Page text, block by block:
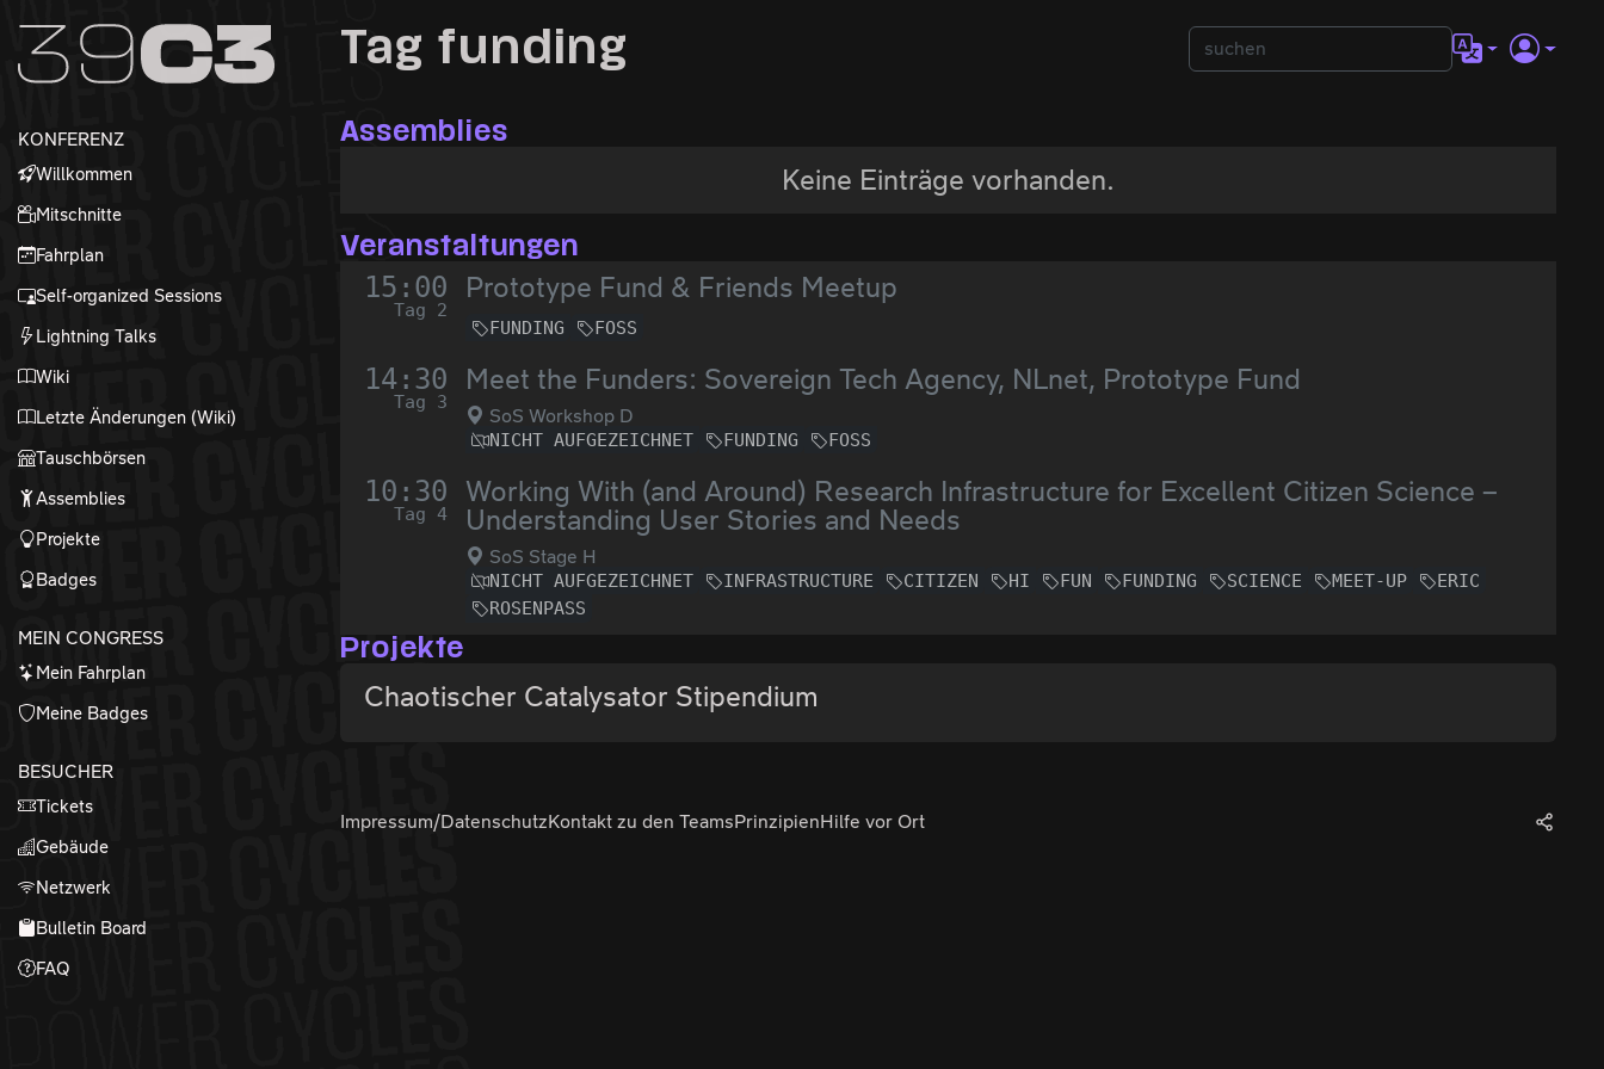
Zum Inhalt
Zum Footer
KONFERENZ
Willkommen
Mitschnitte
Fahrplan
Self-organized Sessions
Lightning Talks
Wiki
Letzte Änderungen (Wiki)
Tauschbörsen
Assemblies
Projekte
Badges
MEIN CONGRESS
Mein Fahrplan
Meine Badges
BESUCHER
Tickets
Gebäude
Netzwerk
Bulletin Board
FAQ
Tag funding
Assemblies
Keine Einträge vorhanden.
Veranstaltungen
15:00
Tag 2
Prototype Fund & Friends Meetup
FUNDING FOSS
14:30
Tag 3
Meet the Funders: Sovereign Tech Agency, NLnet, Prototype Fund
SoS Workshop D
NICHT AUFGEZEICHNET FUNDING FOSS
10:30
Tag 4
Working With (and Around) Research Infrastructure for Excellent Citizen Science –
Understanding User Stories and Needs
SoS Stage H
NICHT AUFGEZEICHNET INFRASTRUCTURE CITIZEN HI FUN FUNDING SCIENCE MEET-UP
ERIC
ROSENPASS
Projekte
Chaotischer Catalysator Stipendium
Impressum/DatenschutzKontakt zu den TeamsPrinzipienHilfe vor Ort